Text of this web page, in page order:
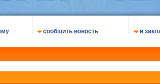
сообщить новость в